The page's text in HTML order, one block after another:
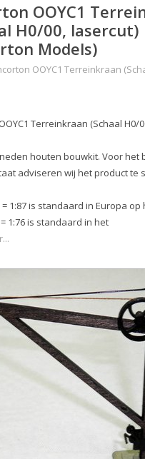
OOYC1
H0/00, lasercut)
Models)
OOYC1 Terreinkraan
Terreinkraan (Schaal H0/
houten bouwkit. Voor het
adviseren wij het product te
= 1:87 is standaard in Europa
1:76 is standaard in het